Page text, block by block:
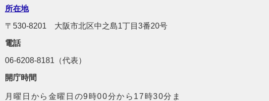
所在地
〒530-8201 大阪市北区中之島1丁目3番20号
電話
06-6208-8181（代表）
開庁時間
月曜日から金曜日の9時00分から17時30分ま